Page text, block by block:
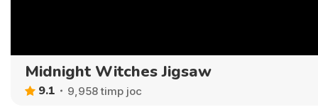
Midnight Witches Jigsaw
9.1 9,958 timp joc